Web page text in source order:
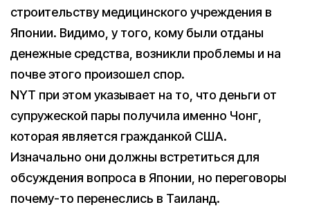
строительству медицинского учреждения в
Японии. Видимо, у того, кому были отданы
денежные средства, возникли проблемы и на
почве этого произошел спор.
NYT при этом указывает на то, что деньги от
супружеской пары получила именно Чонг,
которая является гражданкой США.
Изначально они должны встретиться для
обсуждения вопроса в Японии, но переговоры
почему-то перенеслись в Таиланд.